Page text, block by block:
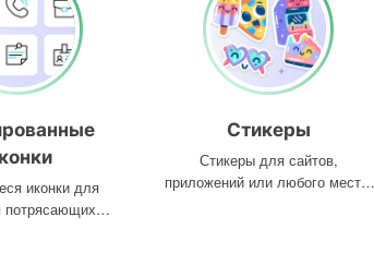
иконки для
потрясающих
Стикеры
Стикеры для сайтов,
приложений или любого места,